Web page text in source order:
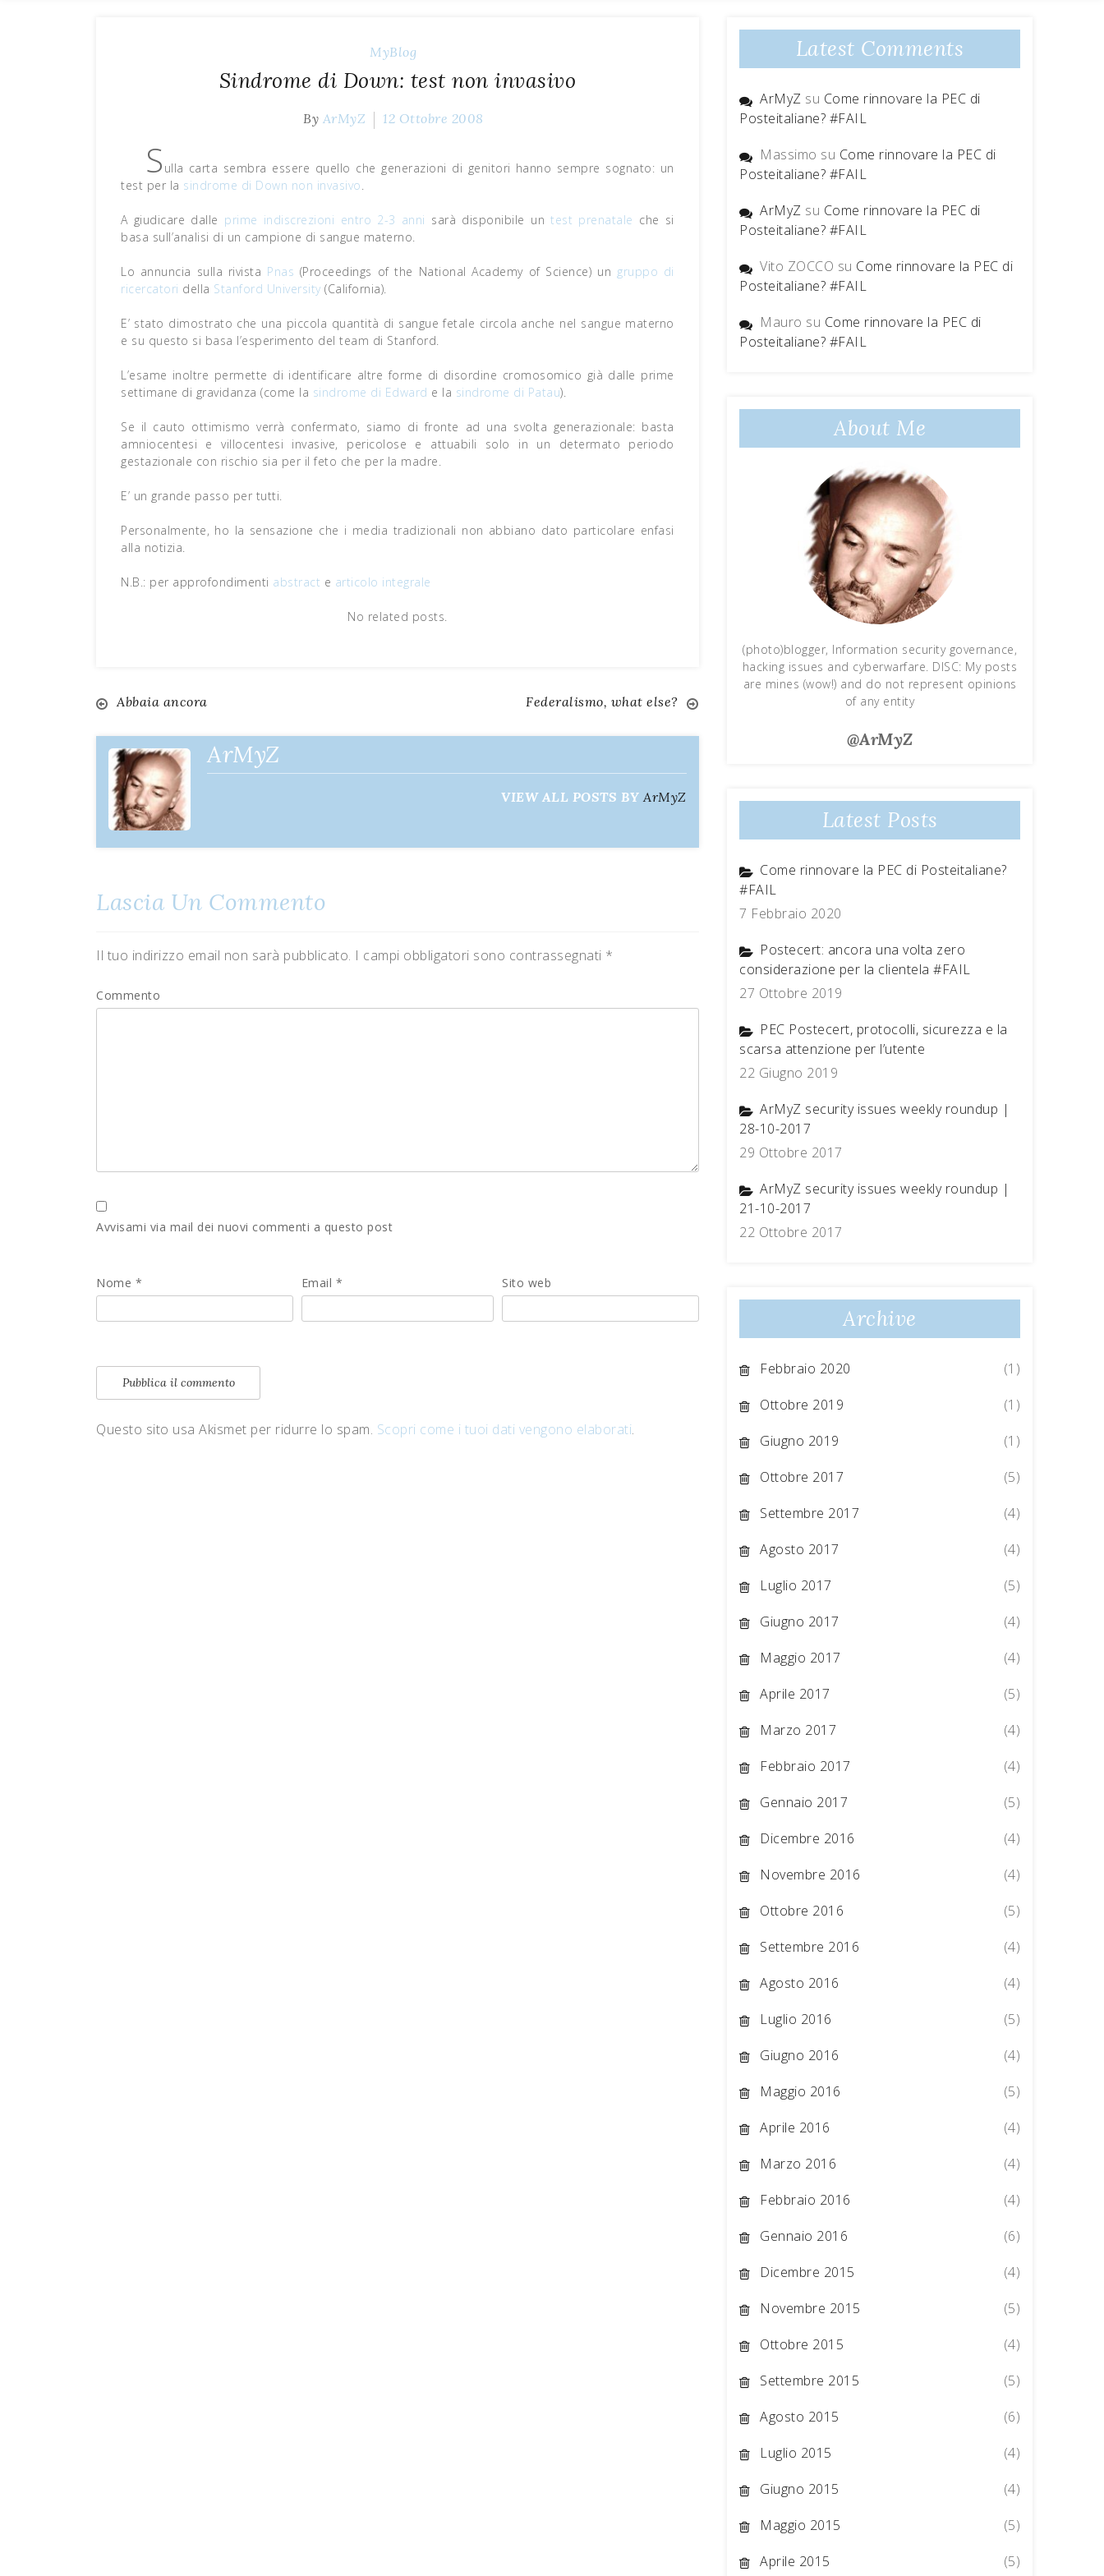
MyBlog
Sindrome di Down: test non invasivo
By ArMyZ 12 Ottobre 2008
S ulla carta sembra essere quello che generazioni di genitori hanno sempre sognato: un
test per la sindrome di Down non invasivo.
A giudicare dalle prime indiscrezioni entro 2-3 anni sarà disponibile untest prenatale che si
basa sull’analisi di un campione di sangue materno.
Lo annuncia sulla rivista Pnas (Proceedings of the National Academy of Science) un gruppo di
ricercatori della Stanford University (California).
E’ stato dimostrato che una piccola quantità di sangue fetale circola anche nel sangue materno
e su questo si basa l’esperimento del team di Stanford.
L’esame inoltre permette di identificare altre forme di disordine cromosomico già dalle prime
settimane di gravidanza (come la sindrome di Edward e la sindrome di Patau).
Se il cauto ottimismo verrà confermato, siamo di fronte ad una svolta generazionale: basta
amniocentesi e villocentesi invasive, pericolose e attuabili solo in un determato periodo
gestazionale con rischio sia per il feto che per la madre.
E’ un grande passo per tutti.
Personalmente, ho la sensazione che i media tradizionali non abbiano dato particolare enfasi
alla notizia.
N.B.: per approfondimenti abstract e articolo integrale
No related posts.
Navigazione
articoli
Abbaia ancora Federalismo, what else?
ArMyZ
VIEW ALL POSTS BYArMyZ
Lascia Un Commento
Il tuo indirizzo email non sarà pubblicato. I campi obbligatori sono contrassegnati *
Commento
Avvisami via mail dei nuovi commenti a questo post
Nome * Email * Sito web
Questo sito usa Akismet per ridurre lo spam. Scopri come i tuoi dati vengono elaborati.
Latest Comments
ArMyZ su Come rinnovare la PEC di
Posteitaliane? #FAIL
Massimo su Come rinnovare la PEC di
Posteitaliane? #FAIL
ArMyZ su Come rinnovare la PEC di
Posteitaliane? #FAIL
Vito ZOCCO su Come rinnovare la PEC di
Posteitaliane? #FAIL
Mauro su Come rinnovare la PEC di
Posteitaliane? #FAIL
About Me
(photo)blogger, Information security governance,
hacking issues and cyberwarfare. DISC: My posts
are mines (wow!) and do not represent opinions
of any entity
@ArMyZ
Latest Posts
Come rinnovare la PEC di Posteitaliane?
#FAIL
7 Febbraio 2020
Postecert: ancora una volta zero
considerazione per la clientela #FAIL
27 Ottobre 2019
PEC Postecert, protocolli, sicurezza e la
scarsa attenzione per l’utente
22 Giugno 2019
ArMyZ security issues weekly roundup |
28-10-2017
29 Ottobre 2017
ArMyZ security issues weekly roundup |
21-10-2017
22 Ottobre 2017
Archive
Febbraio 2020
(1)
Ottobre 2019
(1)
Giugno 2019
(1)
Ottobre 2017
(5)
Settembre 2017
(4)
Agosto 2017
(4)
Luglio 2017
(5)
Giugno 2017
(4)
Maggio 2017
(4)
Aprile 2017
(5)
Marzo 2017
(4)
Febbraio 2017
(4)
Gennaio 2017
(5)
Dicembre 2016
(4)
Novembre 2016
(4)
Ottobre 2016
(5)
Settembre 2016
(4)
Agosto 2016
(4)
Luglio 2016
(5)
Giugno 2016
(4)
Maggio 2016
(5)
Aprile 2016
(4)
Marzo 2016
(4)
Febbraio 2016
(4)
Gennaio 2016
(6)
Dicembre 2015
(4)
Novembre 2015
(5)
Ottobre 2015
(4)
Settembre 2015
(5)
Agosto 2015
(6)
Luglio 2015
(4)
Giugno 2015
(4)
Maggio 2015
(5)
Aprile 2015
(5)